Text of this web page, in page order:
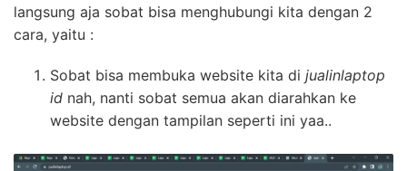
langsung aja sobat bisa menghubungi kita dengan 2
cara, yaitu :
Sobat bisa membuka website kita di jualinlaptop
id nah, nanti sobat semua akan diarahkan ke
website dengan tampilan seperti ini yaa..